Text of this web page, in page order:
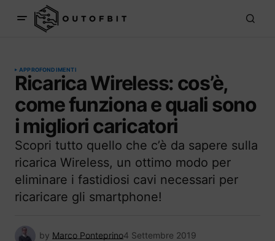
APPROFONDIMENTI
Ricarica Wireless: cos’è,
come funziona e quali sono
i migliori caricatori
Scopri tutto quello che c’è da sapere sulla
ricarica Wireless, un ottimo modo per
eliminare i fastidiosi cavi necessari per
ricaricare gli smartphone!
by Marco Ponteprino4 Settembre 2019